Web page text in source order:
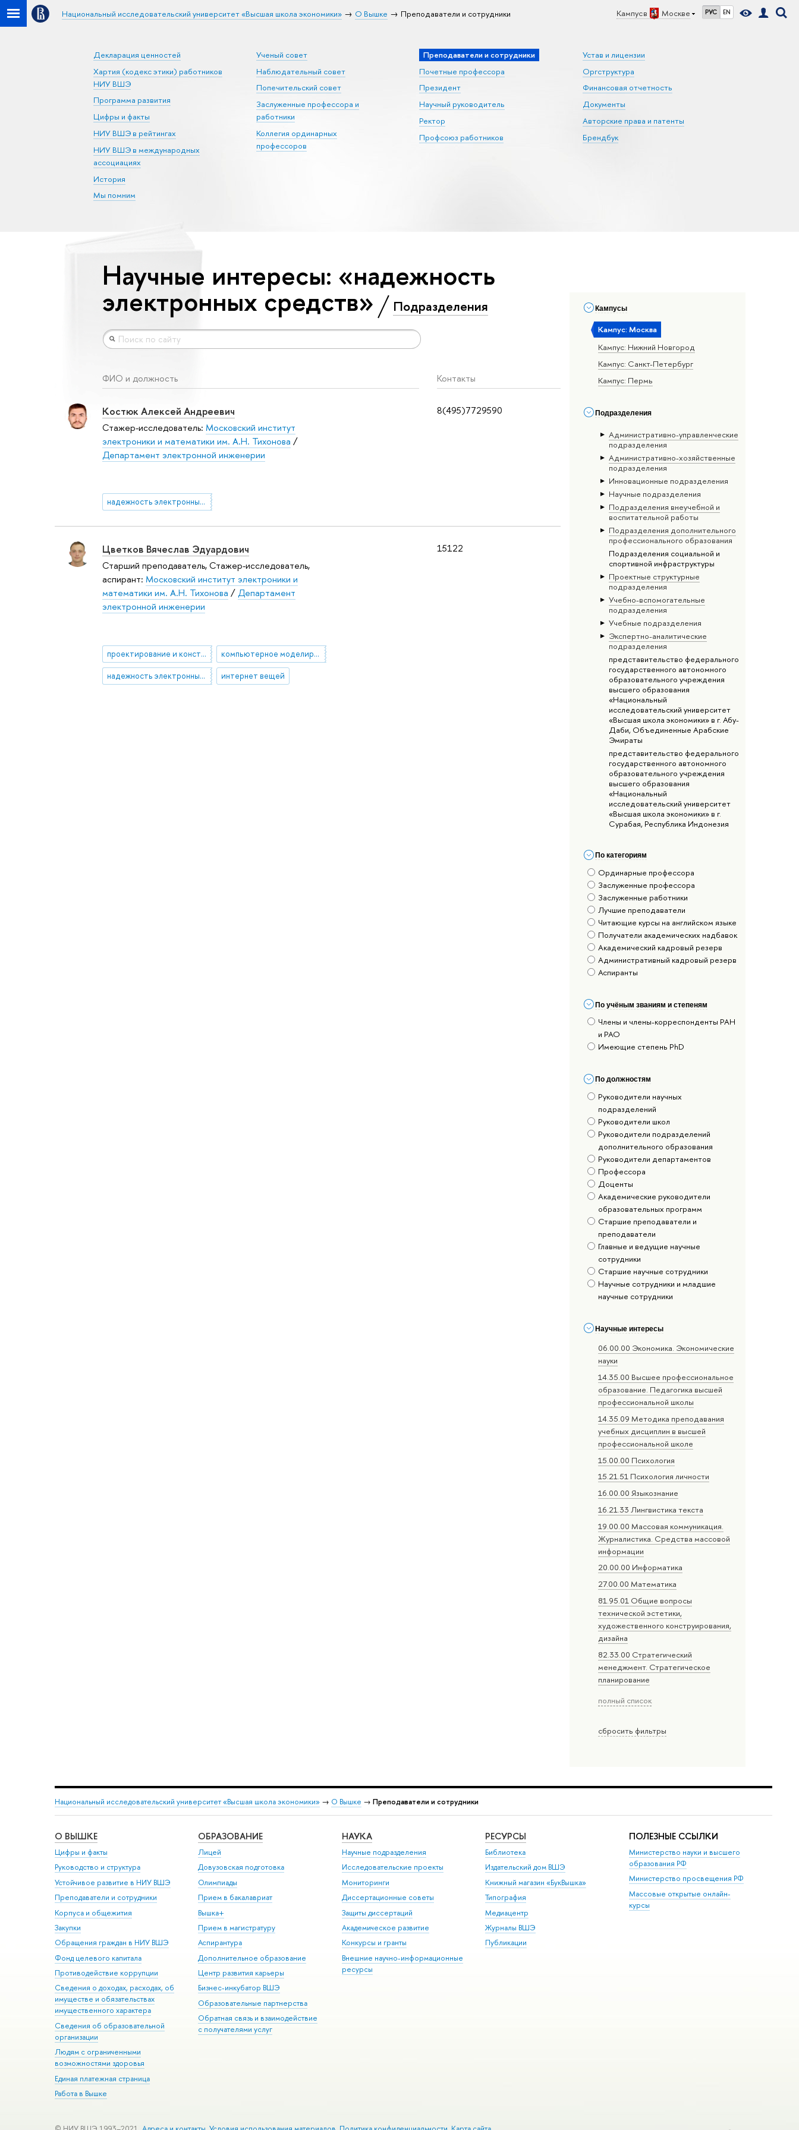
Кампус в Москве РУС EN
Национальный исследовательский университет «Высшая школа экономики» О Вышке Преподаватели и сотрудники
Декларация ценностей
Хартия (кодекс этики) работников
НИУ ВШЭ
Программа развития
Цифры и факты
НИУ ВШЭ в рейтингах
НИУ ВШЭ в международных
ассоциациях
История
Мы помним
Ученый совет
Наблюдательный совет
Попечительский совет
Заслуженные профессора и
работники
Коллегия ординарных
профессоров
Преподаватели и сотрудники
Почетные профессора
Президент
Научный руководитель
Ректор
Профсоюз работников
Устав и лицензии
Оргструктура
Финансовая отчетность
Документы
Авторские права и патенты
Брендбук
Кампусы
Кампус: Москва
Кампус: Нижний Новгород
Кампус: Санкт-Петербург
Кампус: Пермь
Подразделения
Административно-управленческие
подразделения
Административно-хозяйственные
подразделения
Инновационные подразделения
Научные подразделения
Подразделения внеучебной и
воспитательной работы
Подразделения дополнительного
профессионального образования
Подразделения социальной и
спортивной инфраструктуры
Проектные структурные
подразделения
Учебно-вспомогательные
подразделения
Учебные подразделения
Экспертно-аналитические
подразделения
представительство федерального
государственного автономного
образовательного учреждения
высшего образования
«Национальный
исследовательский университет
«Высшая школа экономики» в г. Абу-
Даби, Объединенные Арабские
Эмираты
представительство федерального
государственного автономного
образовательного учреждения
высшего образования
«Национальный
исследовательский университет
«Высшая школа экономики» в г.
Сурабая, Республика Индонезия
По категориям
Ординарные профессора
Заслуженные профессора
Заслуженные работники
Лучшие преподаватели
Читающие курсы на английском языке
Получатели академических надбавок
Академический кадровый резерв
Административный кадровый резерв
Аспиранты
По учёным званиям и степеням
Члены и члены-корреспонденты РАН
и РАО
Имеющие степень PhD
По должностям
Руководители научных
подразделений
Руководители школ
Руководители подразделений
дополнительного образования
Руководители департаментов
Профессора
Доценты
Академические руководители
образовательных программ
Старшие преподаватели и
преподаватели
Главные и ведущие научные
сотрудники
Старшие научные сотрудники
Научные сотрудники и младшие
научные сотрудники
Научные интересы
06.00.00 Экономика. Экономические
науки
14.35.00 Высшее профессиональное
образование. Педагогика высшей
профессиональной школы
14.35.09 Методика преподавания
учебных дисциплин в высшей
профессиональной школе
15.00.00 Психология
15.21.51 Психология личности
16.00.00 Языкознание
16.21.33 Лингвистика текста
19.00.00 Массовая коммуникация.
Журналистика. Средства массовой
информации
20.00.00 Информатика
27.00.00 Математика
81.95.01 Общие вопросы
технической эстетики,
художественного конструирования,
дизайна
82.33.00 Стратегический
менеджмент. Стратегическое
планирование
полный список
сбросить фильтры
Научные интересы: «надежность
электронных средств» Подразделения
ФИО и должность Контакты
8(495)7729590
Костюк Алексей Андреевич
Стажер-исследователь: Московский институт
электроники и математики им. А.Н. Тихонова /
Департамент электронной инженерии
надежность электронных средств
15122
Цветков Вячеслав Эдуардович
Старший преподаватель, Стажер-исследователь,
аспирант: Московский институт электроники и
математики им. А.Н. Тихонова /Департамент
электронной инженерии
проектирование и конструирование радиодеталей и компонентов компьютерное моделирование в САПР
надежность электронных средств интернет вещей
Национальный исследовательский университет «Высшая школа экономики» → О Вышке → Преподаватели и сотрудники
О ВЫШКЕ
Цифры и факты
Руководство и структура
Устойчивое развитие в НИУ ВШЭ
Преподаватели и сотрудники
Корпуса и общежития
Закупки
Обращения граждан в НИУ ВШЭ
Фонд целевого капитала
Противодействие коррупции
Сведения о доходах, расходах, об
имуществе и обязательствах
имущественного характера
Сведения об образовательной
организации
Людям с ограниченными
возможностями здоровья
Единая платежная страница
Работа в Вышке
ОБРАЗОВАНИЕ
Лицей
Довузовская подготовка
Олимпиады
Прием в бакалавриат
Вышка+
Прием в магистратуру
Аспирантура
Дополнительное образование
Центр развития карьеры
Бизнес-инкубатор ВШЭ
Образовательные партнерства
Обратная связь и взаимодействие
с получателями услуг
НАУКА
Научные подразделения
Исследовательские проекты
Мониторинги
Диссертационные советы
Защиты диссертаций
Академическое развитие
Конкурсы и гранты
Внешние научно-информационные
ресурсы
РЕСУРСЫ
Библиотека
Издательский дом ВШЭ
Книжный магазин «БукВышка»
Типография
Медиацентр
Журналы ВШЭ
Публикации
ПОЛЕЗНЫЕ ССЫЛКИ
Министерство науки и высшего
образования РФ
Министерство просвещения РФ
Массовые открытые онлайн-
курсы